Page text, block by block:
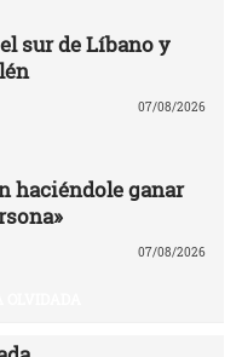
sur de Líbano y
07/08/2026
haciéndole ganar
07/08/2026